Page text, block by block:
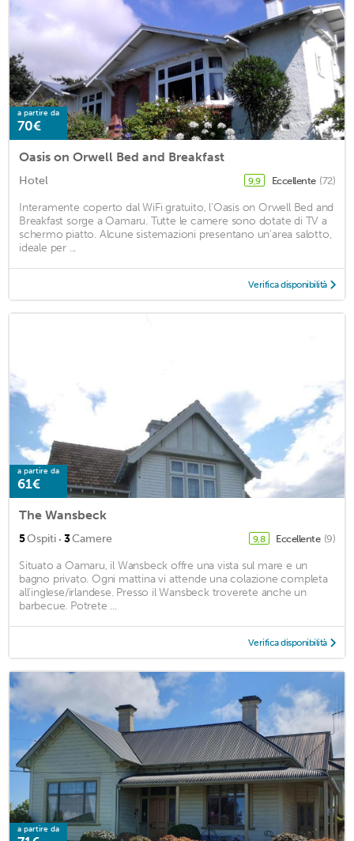
a partire da
70€
Oasis on Orwell Bed and Breakfast
Hotel 9,9 Eccellente (72)
Interamente coperto dal WiFi gratuito, l'Oasis on Orwell Bed and
Breakfast sorge a Oamaru. Tutte le camere sono dotate di TV a
schermo piatto. Alcune sistemazioni presentano un'area salotto,
ideale per ...
Verifica disponibilità
a partire da
61€
The Wansbeck
5Ospiti · 3Camere 9,8 Eccellente (9)
Situato a Oamaru, il Wansbeck offre una vista sul mare e un
bagno privato. Ogni mattina vi attende una colazione completa
all'inglese/irlandese. Presso il Wansbeck troverete anche un
barbecue. Potrete ...
Verifica disponibilità
a partire da